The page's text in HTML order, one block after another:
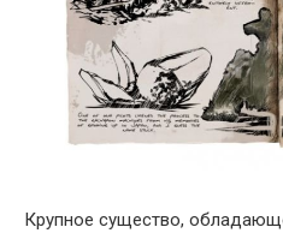
Крупное существо,